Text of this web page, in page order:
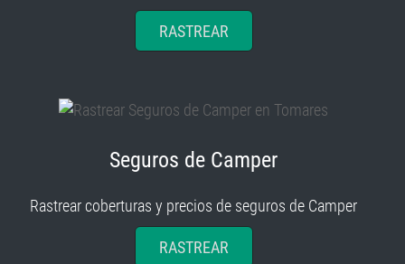
RASTREAR
Seguros de Camper
Rastrear coberturas y precios de seguros de Camper
RASTREAR